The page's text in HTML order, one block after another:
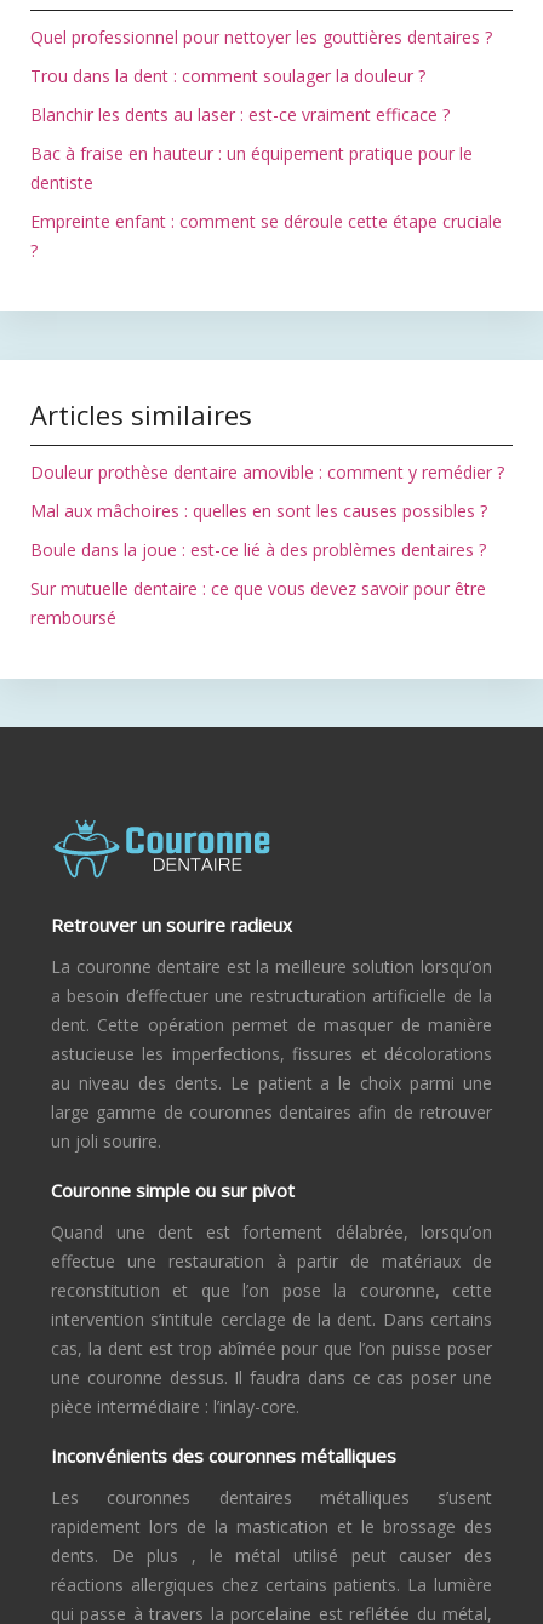
Quel professionnel pour nettoyer les gouttières dentaires ?
Trou dans la dent : comment soulager la douleur ?
Blanchir les dents au laser : est-ce vraiment efficace ?
Bac à fraise en hauteur : un équipement pratique pour le
dentiste
Empreinte enfant : comment se déroule cette étape cruciale
?
Articles similaires
Douleur prothèse dentaire amovible : comment y remédier ?
Mal aux mâchoires : quelles en sont les causes possibles ?
Boule dans la joue : est-ce lié à des problèmes dentaires ?
Sur mutuelle dentaire : ce que vous devez savoir pour être
remboursé
Retrouver un sourire radieux
La couronne dentaire est la meilleure solution lorsqu’on
a besoin d’effectuer une restructuration artificielle de la
dent. Cette opération permet de masquer de manière
astucieuse les imperfections, fissures et décolorations
au niveau des dents. Le patient a le choix parmi une
large gamme de couronnes dentaires afin de retrouver
un joli sourire.
Couronne simple ou sur pivot
Quand une dent est fortement délabrée, lorsqu’on
effectue une restauration à partir de matériaux de
reconstitution et que l’on pose la couronne, cette
intervention s’intitule cerclage de la dent. Dans certains
cas, la dent est trop abîmée pour que l’on puisse poser
une couronne dessus. Il faudra dans ce cas poser une
pièce intermédiaire : l’inlay-core.
Inconvénients des couronnes métalliques
Les couronnes dentaires métalliques s’usent
rapidement lors de la mastication et le brossage des
dents. De plus , le métal utilisé peut causer des
réactions allergiques chez certains patients. La lumière
qui passe à travers la porcelaine est reflétée du métal,